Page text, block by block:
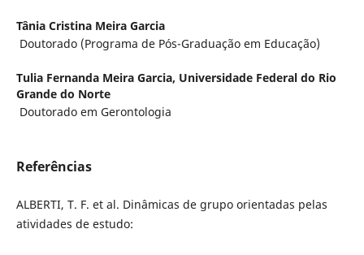
Tânia Cristina Meira Garcia
Doutorado (Programa de Pós-Graduação em Educação)
Tulia Fernanda Meira Garcia, Universidade Federal do Rio
Grande do Norte
Doutorado em Gerontologia
Referências
ALBERTI, T. F. et al. Dinâmicas de grupo orientadas pelas
atividades de estudo: